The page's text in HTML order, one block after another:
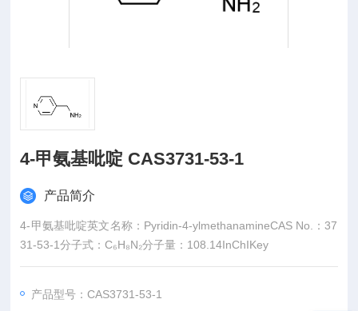
4-甲氨基吡啶 CAS3731-53-1
产品简介
4-甲氨基吡啶英文名称：Pyridin-4-ylmethanamineCAS No.：37
31-53-1分子式：C₆H₈N₂分子量：108.14InChIKey
产品型号：CAS3731-53-1